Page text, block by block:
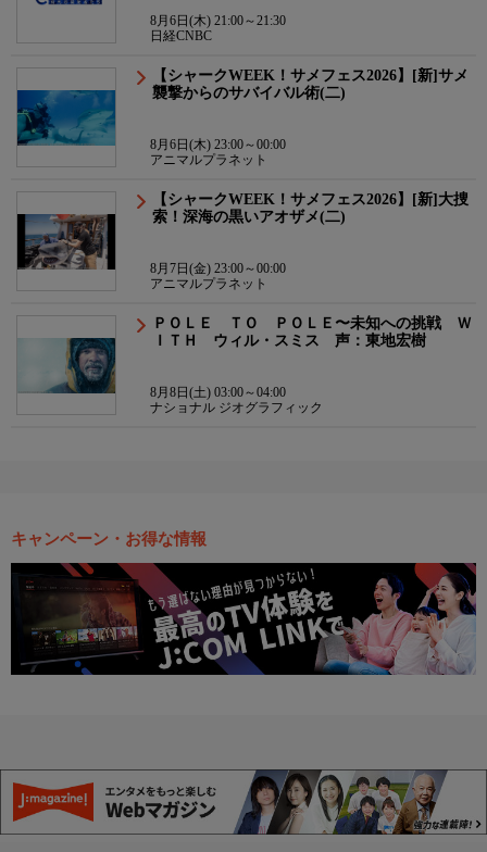
8月6日(木) 21:00～21:30
日経CNBC
【シャークWEEK！サメフェス2026】[新]サメ
襲撃からのサバイバル術(二)
8月6日(木) 23:00～00:00
アニマルプラネット
【シャークWEEK！サメフェス2026】[新]大捜
索！深海の黒いアオザメ(二)
8月7日(金) 23:00～00:00
アニマルプラネット
ＰＯＬＥ ＴＯ ＰＯＬＥ〜未知への挑戦 Ｗ
ＩＴＨ ウィル・スミス 声：東地宏樹
8月8日(土) 03:00～04:00
ナショナル ジオグラフィック
キャンペーン・お得な情報